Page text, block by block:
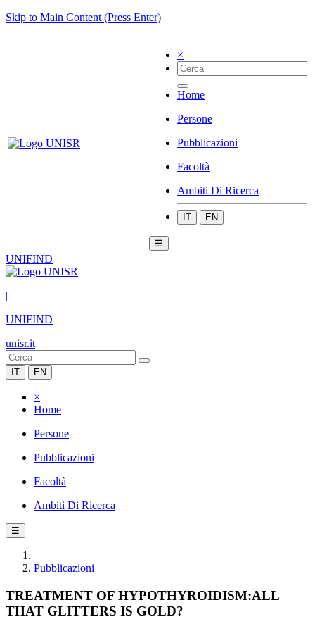
Skip to Main Content (Press Enter)
×
Home
Persone
Pubblicazioni
Facoltà
Ambiti Di Ricerca
IT EN
☰
UNIFIND
|
UNIFIND
unisr.it
IT EN
×
Home
Persone
Pubblicazioni
Facoltà
Ambiti Di Ricerca
☰
Pubblicazioni
TREATMENT OF HYPOTHYROIDISM:ALL
THAT GLITTERS IS GOLD?